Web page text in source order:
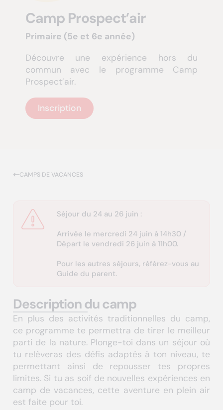
Camp Prospect’air
Primaire (5e et 6e année)
Découvre une expérience hors du
commun avec le programme Camp
Prospect’air.
Inscription
CAMPS DE VACANCES
Séjour du 24 au 26 juin :
Arrivée le mercredi 24 juin à 14h30 /
Départ le vendredi 26 juin à 11h00.
Pour les autres séjours, référez-vous au
Guide du parent.
Description du camp
En plus des activités traditionnelles du camp,
ce programme te permettra de tirer le meilleur
parti de la nature. Plonge-toi dans un séjour où
tu relèveras des défis adaptés à ton niveau, te
permettant ainsi de repousser tes propres
limites. Si tu as soif de nouvelles expériences en
camp de vacances, cette aventure en plein air
est faite pour toi.